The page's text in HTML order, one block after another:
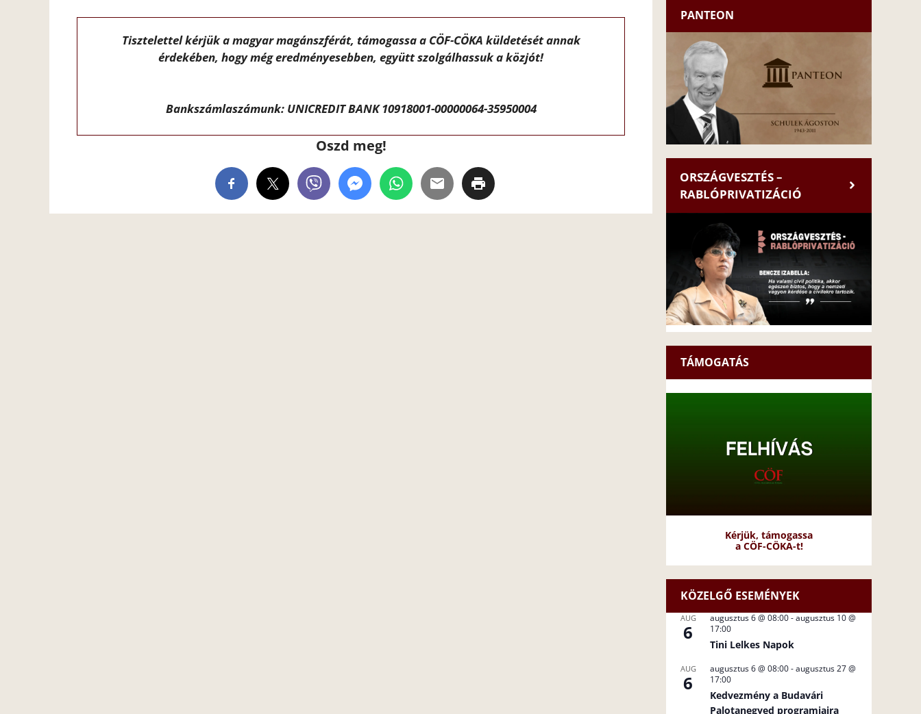
Tisztelettel kérjük a magyar magánszférát, támogassa a CÖF-CÖKA küldetését annak
érdekében, hogy még eredményesebben, együtt szolgálhassuk a közjót!
Bankszámlaszámunk: UNICREDIT BANK 10918001-00000064-35950004
Oszd meg!
PANTEON
ORSZÁGVESZTÉS –
RABLÓPRIVATIZÁCIÓ
TÁMOGATÁS
Kérjük, támogassa
a CÖF-CÖKA-t!
KÖZELGŐ ESEMÉNYEK
AUG
6
augusztus 6 @ 08:00-augusztus 10 @
17:00
Tini Lelkes Napok
AUG
6
augusztus 6 @ 08:00-augusztus 27 @
17:00
Kedvezmény a Budavári
Palotanegyed programjaira